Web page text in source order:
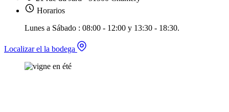
Horarios
Lunes a Sábado : 08:00 - 12:00 y 13:30 - 18:30.
Localizar el la bodega